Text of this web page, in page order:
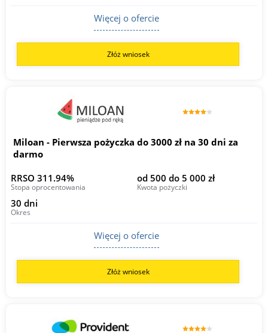
Więcej o ofercie
Złóż wniosek
Miloan - Pierwsza pożyczka do 3000 zł na 30 dni za
darmo
RRSO 311.94%
Stopa oprocentowania
od 500 do 5 000 zł
Kwota pożyczki
30 dni
Okres
Więcej o ofercie
Złóż wniosek